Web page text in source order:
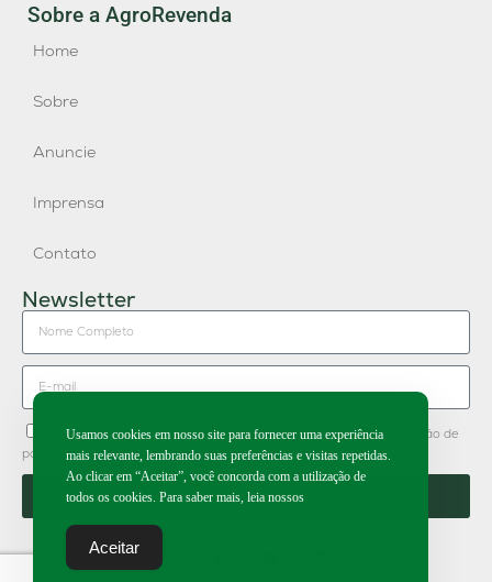
Sobre a AgroRevenda
Home
Sobre
Anuncie
Imprensa
Contato
Newsletter
Concordo em receber newsletter do Grupo Publique e divulgação de
parceiros.
Enviar
Usamos cookies em nosso site para fornecer uma experiência
mais relevante, lembrando suas preferências e visitas repetidas.
Ao clicar em “Aceitar”, você concorda com a utilização de
todos os cookies. Para saber mais, leia nossos
Aceitar